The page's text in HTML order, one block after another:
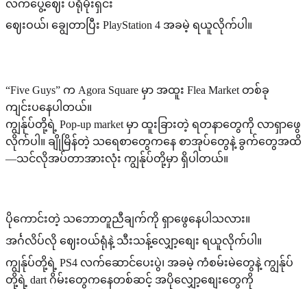
လက်ပွေ့ဈေး ပရိုမိုးရှင်း
ဈေးဝယ်၊ ချွေတာပြီး PlayStation 4 အခမဲ့ ရယူလိုက်ပါ။
“Five Guys” က Agora Square မှာ အထူး Flea Market တစ်ခု
ကျင်းပနေပါတယ်။
ကျွန်ုပ်တို့ရဲ့ Pop-up market မှာ ထူးခြားတဲ့ ရတနာတွေကို လာရှာဖွေ
လိုက်ပါ။ ချိုမြိန်တဲ့ သရေစာတွေကနေ စာအုပ်တွေနဲ့ ခွက်တွေအထိ
—သင်လိုအပ်တာအားလုံး ကျွန်ုပ်တို့မှာ ရှိပါတယ်။
ပိုကောင်းတဲ့ သဘောတူညီချက်ကို ရှာဖွေနေပါသလား။
အင်္ဂလိပ်လို ဈေးဝယ်ရုံနဲ့ သီးသန့်လျှော့စျေး ရယူလိုက်ပါ။
ကျွန်ုပ်တို့ရဲ့ PS4 လက်ဆောင်ပေးပွဲ၊ အခမဲ့ ကံစမ်းမဲတွေနဲ့ ကျွန်ုပ်
တို့ရဲ့ dart ဂိမ်းတွေကနေတစ်ဆင့် အပိုလျှော့စျေးတွေကို